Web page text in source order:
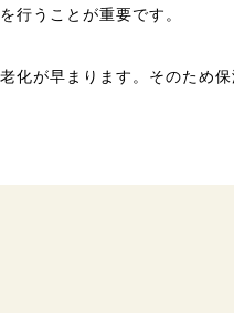
行うことが重要です。
化が早まります。そのため